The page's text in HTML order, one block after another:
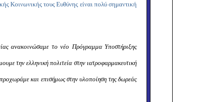
Κοινωνικής τους Ευθύνης είναι πολύ σημαντική
ανακοινώσαμε το νέο Πρόγραμμα Υποστήριξης
την ελληνική πολιτεία στην ιατροφαρμακευτική
και επισήμως στην υλοποίηση της δωρεάς